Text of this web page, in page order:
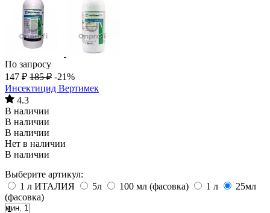
По запросу
147 ₽ 185 ₽ -21%
Инсектицид Вертимек
4.3
В наличии
В наличии
В наличии
Нет в наличии
В наличии
Выберите артикул:
1 л ИТАЛИЯ
5л 100 мл (фасовка) 1 л
25мл
(фасовка)
мин. 1